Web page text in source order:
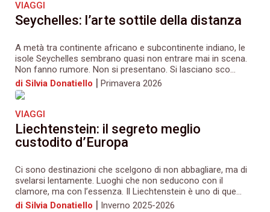
VIAGGI
Seychelles: l’arte sottile della distanza
A metà tra continente africano e subcontinente indiano, le
isole Seychelles sembrano quasi non entrare mai in scena.
Non fanno rumore. Non si presentano. Si lasciano sco...
di Silvia Donatiello | Primavera 2026
VIAGGI
Liechtenstein: il segreto meglio
custodito d’Europa
Ci sono destinazioni che scelgono di non abbagliare, ma di
svelarsi lentamente. Luoghi che non seducono con il
clamore, ma con l’essenza. Il Liechtenstein è uno di que...
di Silvia Donatiello | Inverno 2025-2026